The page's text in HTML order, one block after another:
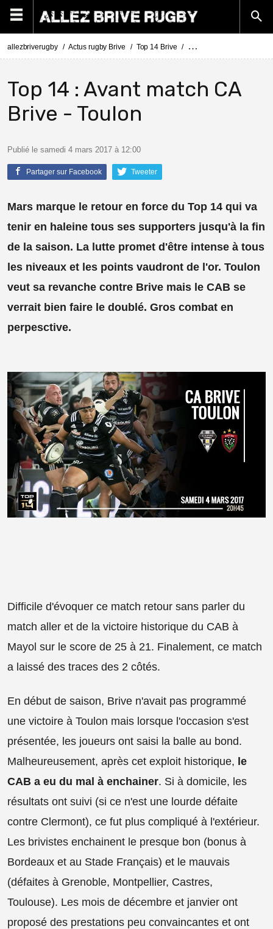
allezbriverugby Actus rugby Brive Top 14 Brive Top 14 : Avant match CA
Top 14 : Avant match CA
Brive - Toulon
Publié le samedi 4 mars 2017 à 12:00
Partager sur Facebook Tweeter
Mars marque le retour en force du Top 14 qui va
tenir en haleine tous ses supporters jusqu'à la fin
de la saison. La lutte promet d'être intense à tous
les niveaux et les points vaudront de l'or. Toulon
veut sa revanche contre Brive mais le CAB se
verrait bien faire le doublé. Gros combat en
perpesctive.
Difficile d'évoquer ce match retour sans parler du
match aller et de la victoire historique du CAB à
Mayol sur le score de 25 à 21. Finalement, ce match
a laissé des traces des 2 côtés.
En début de saison, Brive n'avait pas programmé
une victoire à Toulon mais lorsque l'occasion s'est
présentée, les joueurs ont saisi la balle au bond.
Malheureusement, après cet exploit historique, le
CAB a eu du mal à enchainer. Si à domicile, les
résultats ont suivi (si ce n'est une lourde défaite
contre Clermont), ce fut plus compliqué à l'extérieur.
Les brivistes enchainent le presque bon (bonus à
Bordeaux et au Stade Français) et le mauvais
(défaites à Grenoble, Montpellier, Castres,
Toulouse). Les mois de décembre et janvier ont
proposé des prestations peu convaincantes et ont